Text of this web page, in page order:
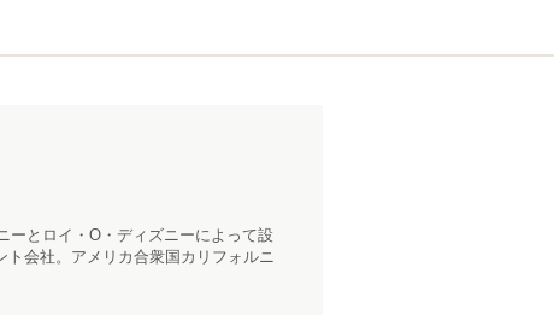
ーとロイ・O・ディズニーによって設
会社。アメリカ合衆国カリフォルニ